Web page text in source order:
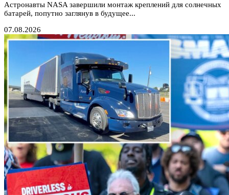
Астронавты NASA завершили монтаж креплений для солнечных
батарей, попутно заглянув в будущее...
07.08.2026